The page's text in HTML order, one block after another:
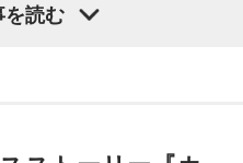
す！
ルが高い”といった印象を持
会いました。男性は私の1つ
を読む